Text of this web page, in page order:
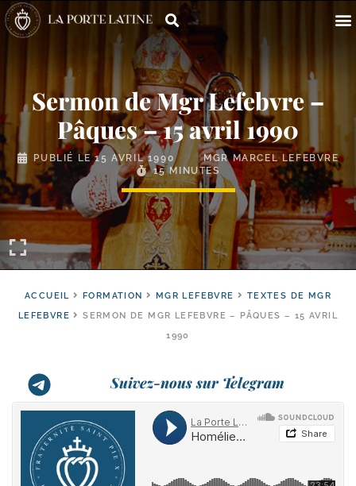
Sermon de Mgr Lefebvre –
Pâques – 15 avril 1990
PUBLIÉ LE15 AVRIL 1990
MGR MARCEL LEFEBVRE
15 MINUTES
ACCUEIL FORMATION MGR LEFEBVRE
TEXTES DE MGR
LEFEBVRE
SERMON DE MGR LEFEBVRE – PÂQUES – 15 AVRIL
1990
Suivez-nous sur Telegram